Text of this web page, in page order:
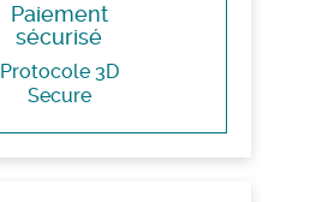
Paiement
sécurisé
Protocole 3D
Secure